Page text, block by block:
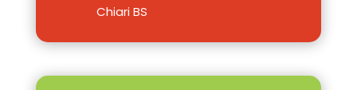
Chiari BS